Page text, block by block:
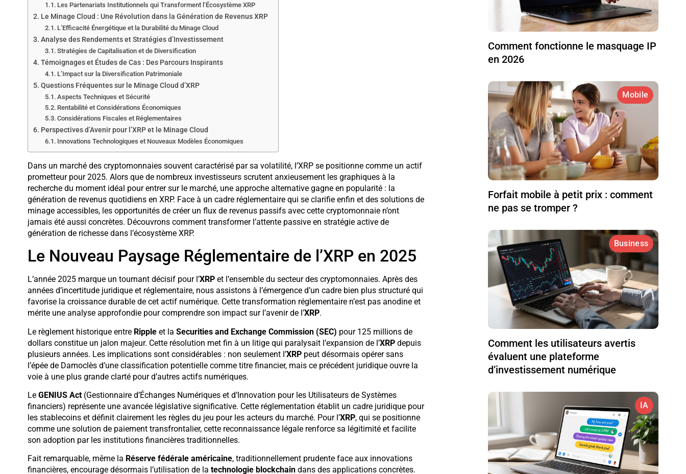
Les Partenariats Institutionnels qui Transforment l’Écosystème XRP
Le Minage Cloud : Une Révolution dans la Génération de Revenus XRP
L’Efficacité Énergétique et la Durabilité du Minage Cloud
Analyse des Rendements et Stratégies d’Investissement
Stratégies de Capitalisation et de Diversification
Témoignages et Études de Cas : Des Parcours Inspirants
L’Impact sur la Diversification Patrimoniale
Questions Fréquentes sur le Minage Cloud d’XRP
Aspects Techniques et Sécurité
Rentabilité et Considérations Économiques
Considérations Fiscales et Réglementaires
Perspectives d’Avenir pour l’XRP et le Minage Cloud
Innovations Technologiques et Nouveaux Modèles Économiques
Dans un marché des cryptomonnaies souvent caractérisé par sa volatilité, l’XRP se positionne comme un actif
prometteur pour 2025. Alors que de nombreux investisseurs scrutent anxieusement les graphiques à la
recherche du moment idéal pour entrer sur le marché, une approche alternative gagne en popularité : la
génération de revenus quotidiens en XRP. Face à un cadre réglementaire qui se clarifie enfin et des solutions de
minage accessibles, les opportunités de créer un flux de revenus passifs avec cette cryptomonnaie n’ont
jamais été aussi concrètes. Découvrons comment transformer l’attente passive en stratégie active de
génération de richesse dans l’écosystème XRP.
Le Nouveau Paysage Réglementaire de l’XRP en 2025
L’année 2025 marque un tournant décisif pour l’XRPet l’ensemble du secteur des cryptomonnaies. Après des
années d’incertitude juridique et réglementaire, nous assistons à l’émergence d’un cadre bien plus structuré qui
favorise la croissance durable de cet actif numérique. Cette transformation réglementaire n’est pas anodine et
mérite une analyse approfondie pour comprendre son impact sur l’avenir de l’XRP.
Le règlement historique entre Rippleet la Securities and Exchange Commission (SEC) pour 125 millions de
dollars constitue un jalon majeur. Cette résolution met fin à un litige qui paralysait l’expansion de l’XRPdepuis
plusieurs années. Les implications sont considérables : non seulement l’XRPpeut désormais opérer sans
l’épée de Damoclès d’une classification potentielle comme titre financier, mais ce précédent juridique ouvre la
voie à une plus grande clarté pour d’autres actifs numériques.
Le GENIUS Act(Gestionnaire d’Échanges Numériques et d’Innovation pour les Utilisateurs de Systèmes
financiers) représente une avancée législative significative. Cette réglementation établit un cadre juridique pour
les stablecoins et définit clairement les règles du jeu pour les acteurs du marché. Pour l’XRP, qui se positionne
comme une solution de paiement transfrontalier, cette reconnaissance légale renforce sa légitimité et facilite
son adoption par les institutions financières traditionnelles.
Fait remarquable, même la Réserve fédérale américaine, traditionnellement prudente face aux innovations
financières, encourage désormais l’utilisation de la technologie blockchaindans des applications concrètes.
Comment fonctionne le masquage IP
en 2026
Mobile
Forfait mobile à petit prix : comment
ne pas se tromper ?
Business
Comment les utilisateurs avertis
évaluent une plateforme
d’investissement numérique
IA